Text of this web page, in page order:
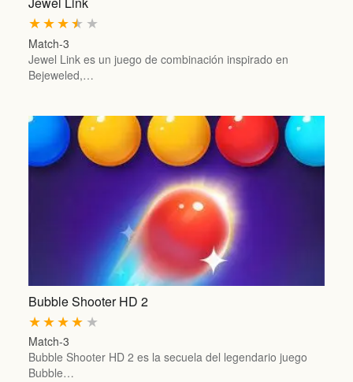
★
★
★
★
★
Match-3
Jewel Link es un juego de combinación inspirado en
Bejeweled,…
Bubble Shooter HD 2
★
★
★
★
★
Match-3
Bubble Shooter HD 2 es la secuela del legendario juego
Bubble…